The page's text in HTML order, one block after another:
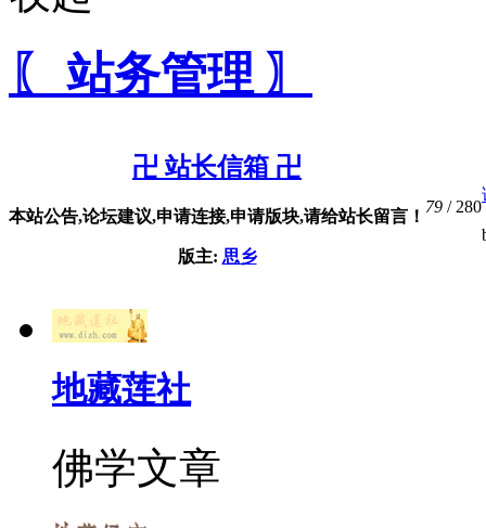
〖 站务管理 〗
卍 站长信箱 卍
本站公告,论坛建议,申请连接,申请版块,请给站长留言！
版主: 思乡
79 / 280
地藏莲社
佛学文章